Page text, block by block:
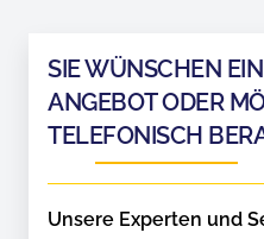
SIE WÜNSCHEN
ANGEBOT ODER
TELEFONISCH
Unsere Experten und